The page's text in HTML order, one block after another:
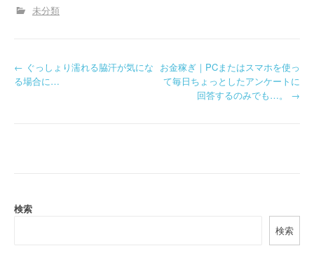
未分類
P
a
← ぐっしょり濡れる脇汗が気にな
る場合に…
お金稼ぎ｜PCまたはスマホを使っ
て毎日ちょっとしたアンケートに
回答するのみでも…。 →
検索
検索